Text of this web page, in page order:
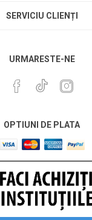
SERVICIU CLIENȚI
URMARESTE-NE
OPTIUNI DE PLATA